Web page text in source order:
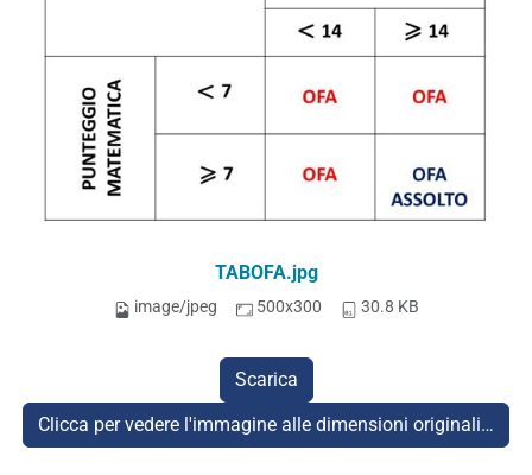
TABOFA.jpg
image/jpeg 500x300 30.8 KB
Scarica
Clicca per vedere l'immagine alle dimensioni originali…